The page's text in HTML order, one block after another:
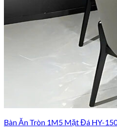
Bàn Ăn Tròn 1M5 Mặt Đá HY-